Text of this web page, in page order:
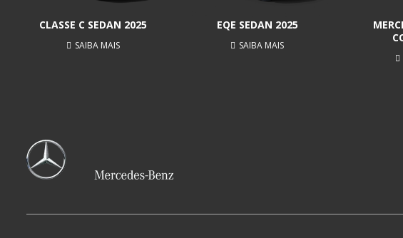
CLASSE C SEDAN 2025
SAIBA MAIS
EQE SEDAN 2025
SAIBA MAIS